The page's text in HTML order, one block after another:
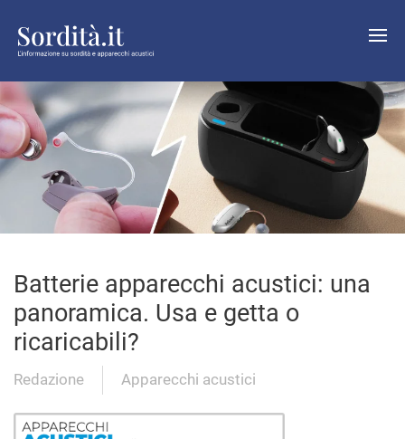
Batterie apparecchi acustici: una
panoramica. Usa e getta o
ricaricabili?
Redazione Apparecchi acustici